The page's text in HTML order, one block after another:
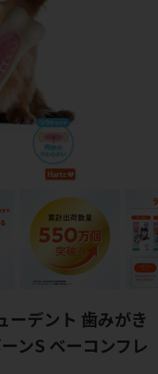
ーデント 歯みがき
ンS ベーコンフレ